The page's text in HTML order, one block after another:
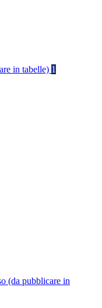
in tabelle) 1
(da pubblicare in